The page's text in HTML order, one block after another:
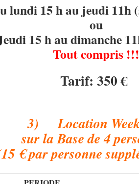
lundi 15 h au jeudi 11h
ou
15 h au dimanche
Tout compris !!!
Tarif: 350 €
3) Location
sur la Base de 4
€ par personne